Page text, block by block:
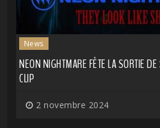
News
NEON NIGHTMARE FÊTE LA SORTIE
CLIP
2 novembre 2024